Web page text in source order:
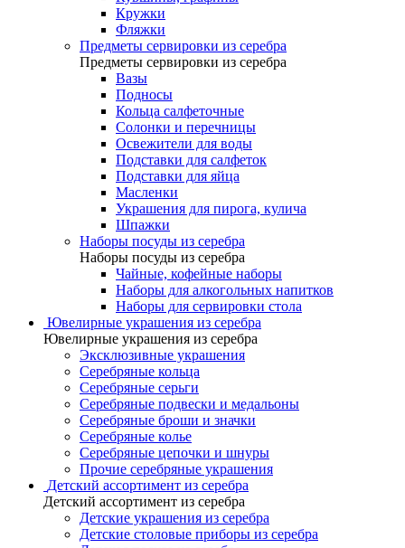
Кружки
Фляжки
Предметы сервировки из серебра
Предметы сервировки из серебра
Вазы
Подносы
Кольца салфеточные
Солонки и перечницы
Освежители для воды
Подставки для салфеток
Подставки для яйца
Масленки
Украшения для пирога, кулича
Шпажки
Наборы посуды из серебра
Наборы посуды из серебра
Чайные, кофейные наборы
Наборы для алкогольных напитков
Наборы для сервировки стола
Ювелирные украшения из серебра
Ювелирные украшения из серебра
Эксклюзивные украшения
Серебряные кольца
Серебряные серьги
Серебряные подвески и медальоны
Серебряные броши и значки
Серебряные колье
Серебряные цепочки и шнуры
Прочие серебряные украшения
Детский ассортимент из серебра
Детский ассортимент из серебра
Детские украшения из серебра
Детские столовые приборы из серебра